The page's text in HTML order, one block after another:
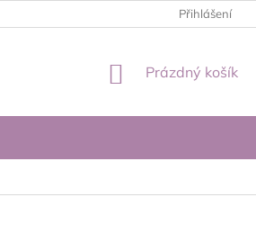
Přihlášení
NÁKUPNÍ
Prázdný košík